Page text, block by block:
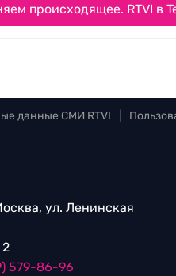
происходящее. RTVI в
данные СМИ RTVI
ул. Ленинская
579-86-96